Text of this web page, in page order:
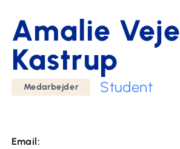
Amalie Veje
Kastrup
Medarbejder Student
Email: